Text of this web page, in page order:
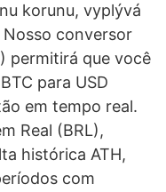
korunu, vyplývá
conversor
permitirá que você
para USD
em tempo real.
Real (BRL),
histórica ATH,
com